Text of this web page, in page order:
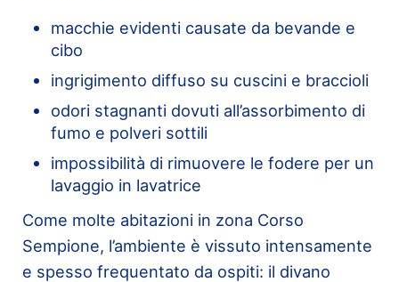
macchie evidenti causate da bevande e
cibo
ingrigimento diffuso su cuscini e braccioli
odori stagnanti dovuti all’assorbimento di
fumo e polveri sottili
impossibilità di rimuovere le fodere per un
lavaggio in lavatrice
Come molte abitazioni in zona Corso
Sempione, l’ambiente è vissuto intensamente
e spesso frequentato da ospiti: il divano